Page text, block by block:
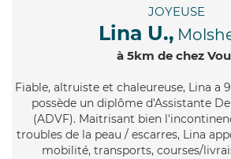
JOYEUSE
Lina U.,
à 5km de chez
Fiable, altruiste et chaleureuse, Lina a
possède un diplôme d'Assistante
(ADVF). Maitrisant bien
troubles de la peau / escarres, Lina
mobilité, transports, courses/